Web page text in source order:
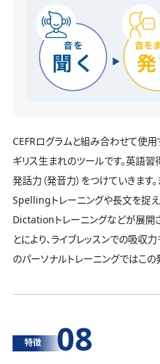
CEFRログラムと組み合わせて使
ギリス生まれのツールです。英語
発話力（発音力）をつけていきます
Spellingトレーニングや長文を捉
Dictationトレーニングなどが展開
とにより、ライブレッスンでの吸収
のパーソナルトレーニングではこの
特徴 08